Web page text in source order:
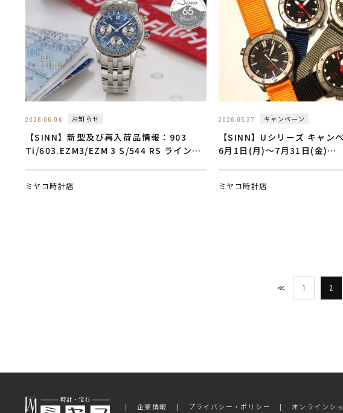
2026.06.06 お知らせ
【SINN】新型及び再入荷品情報：903
Ti/603.EZM3/EZM 3 S/544 RS ラインナ
ミヤコ時計店
2026.05.27 キャンペーン
【SINN】Uシリーズ キャン
6月1日(月)～7月31日(金)
ミヤコ時計店
≪ 1 2
企業情報 プライバシー・ポリシー オンラインシ